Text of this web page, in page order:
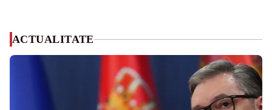
ACTUALITATE